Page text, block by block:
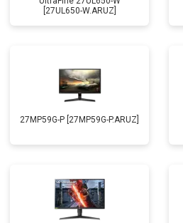
[27UL650-W.ARUZ]
27MP59G-P [27MP59G-P.ARUZ]